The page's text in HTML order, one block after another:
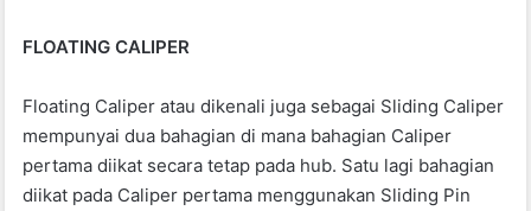
FLOATING CALIPER
Floating Caliper atau dikenali juga sebagai Sliding Caliper
mempunyai dua bahagian di mana bahagian Caliper
pertama diikat secara tetap pada hub. Satu lagi bahagian
diikat pada Caliper pertama menggunakan Sliding Pin